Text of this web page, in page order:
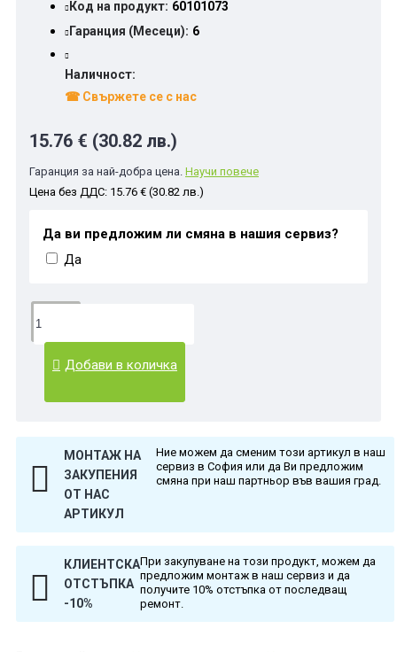
Код на продукт: 60101073
Гаранция (Месеци): 6
Наличност:
☎ Свържете се с нас
15.76 € (30.82 лв.)
Гаранция за най-добра цена. Научи повече
Цена без ДДС: 15.76 € (30.82 лв.)
Да ви предложим ли смяна в нашия сервиз?
Да
Добави в количка
МОНТАЖ НА
ЗАКУПЕНИЯ
ОТ НАС
АРТИКУЛ
Ние можем да сменим този артикул в наш
сервиз в София или да Ви предложим
смяна при наш партньор във вашия град.
КЛИЕНТСКА
ОТСТЪПКА
-10%
При закупуване на този продукт, можем да
предложим монтаж в наш сервиз и да
получите 10% отстъпка от последващ
ремонт.